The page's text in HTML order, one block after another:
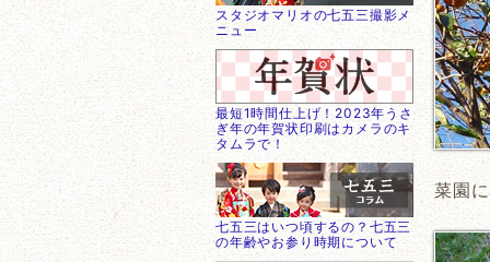
菜園
スタジオマリオの七五三撮影メ
ニュー
最短1時間仕上げ！2023年うさ
ぎ年の年賀状印刷はカメラのキ
タムラで！
七五三はいつ頃するの？七五三
の年齢やお参り時期について